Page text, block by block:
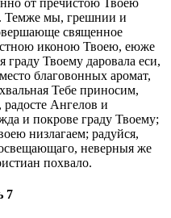
Темже мы, грешнии и
священное
иконою Твоею, еюже
Твоему даровала еси,
благовонных аромат,
Тебе приносим,
Ангелов и
и покрове граду Твоему;
низлагаем; радуйся,
неверныя же
похвало.
7